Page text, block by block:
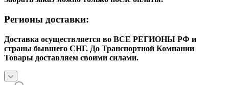
Регионы доставки:
Доставка осуществляется во ВСЕ РЕГИОНЫ РФ и
страны бывшего СНГ. До Транспортной Компании
Товары доставляем своими силами.